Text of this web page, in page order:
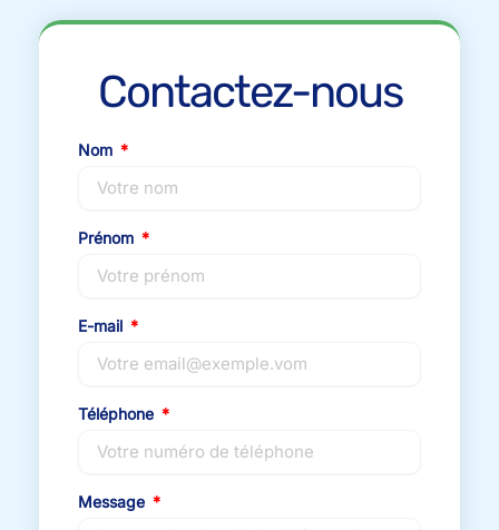
Contactez-nous
Nom
Prénom
E-mail
Téléphone
Message